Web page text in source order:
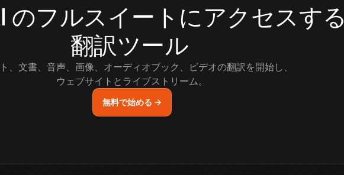
のフルスイートにアクセスする
翻訳ツール
、文書、音声、画像、オーディオブック、ビデオの翻訳を開始し、
ウェブサイトとライブストリーム。
無料で始める →